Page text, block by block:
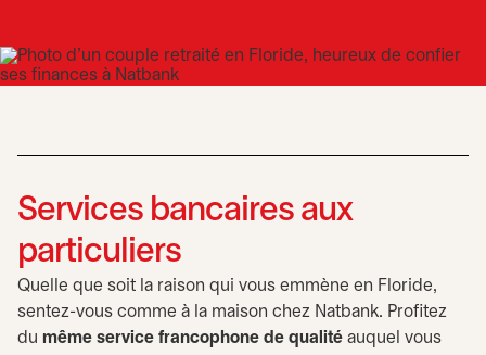
Services bancaires aux
particuliers
Quelle que soit la raison qui vous emmène en Floride,
sentez-vous comme à la maison chez Natbank. Profitez
du même service francophone de qualité auquel vous